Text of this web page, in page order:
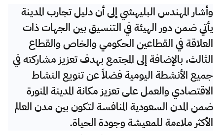
وأشار المهندس البليهشي إلى أن دليل تجارب المدينة
يأتي ضمن دور الهيئة في التنسيق بين الجهات ذات
العلاقة في القطاعين الحكومي والخاص والقطاع
الثالث، بالإضافة إلى المجتمع بهدف تعزيز مشاركته في
جميع الأنشطة اليومية فضلاً عن تنويع النشاط
الاقتصادي والعمل على تعزيز مكانة المدينة المنورة
ضمن المدن السعودية المنافسة لتكون بين مدن العالم
الأكثر ملاءمة للمعيشة وجودة الحياة.